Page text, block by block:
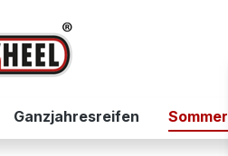
springen
Ganzjahresreifen